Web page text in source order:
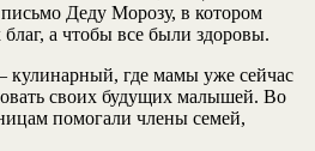
Деду Морозу, в котором
а чтобы все были здоровы.
где мамы уже сейчас
своих будущих малышей. Во
помогали члены семей,